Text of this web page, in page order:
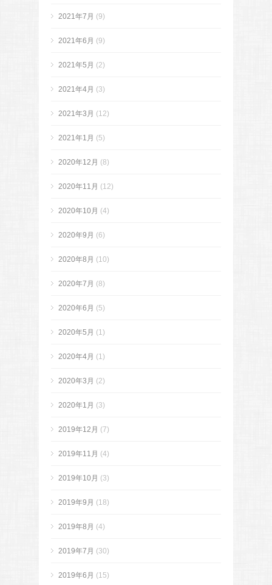
2021年7月 (9)
2021年6月 (9)
2021年5月 (2)
2021年4月 (3)
2021年3月 (12)
2021年1月 (5)
2020年12月 (8)
2020年11月 (12)
2020年10月 (4)
2020年9月 (6)
2020年8月 (10)
2020年7月 (8)
2020年6月 (5)
2020年5月 (1)
2020年4月 (1)
2020年3月 (2)
2020年1月 (3)
2019年12月 (7)
2019年11月 (4)
2019年10月 (3)
2019年9月 (18)
2019年8月 (4)
2019年7月 (30)
2019年6月 (15)